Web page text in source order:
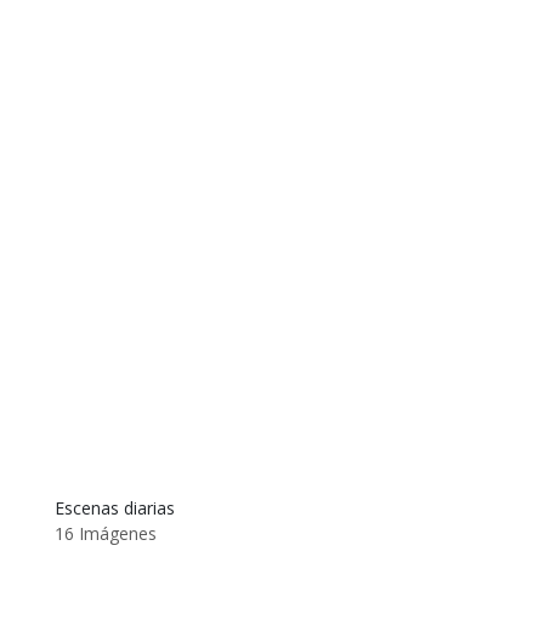
Escenas diarias
16 Imágenes